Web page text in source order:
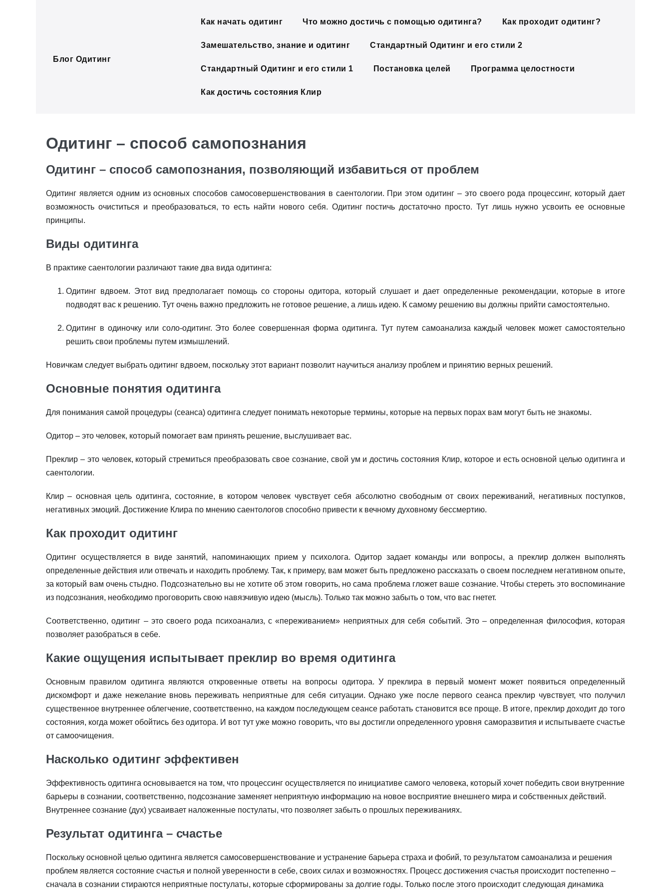
Блог Одитинг
Как начать одитинг Что можно достичь с помощью одитинга? Как проходит одитинг?
Замешательство, знание и одитинг Стандартный Одитинг и его стили 2
Стандартный Одитинг и его стили 1 Постановка целей Программа целостности
Как достичь состояния Клир
Одитинг – способ самопознания
Одитинг – способ самопознания, позволяющий избавиться от проблем
Одитинг является одним из основных способов самосовершенствования в саентологии. При этом одитинг – это своего рода процессинг, который дает
возможность очиститься и преобразоваться, то есть найти нового себя. Одитинг постичь достаточно просто. Тут лишь нужно усвоить ее основные
принципы.
Виды одитинга
В практике саентологии различают такие два вида одитинга:
Одитинг вдвоем. Этот вид предполагает помощь со стороны одитора, который слушает и дает определенные рекомендации, которые в итоге
подводят вас к решению. Тут очень важно предложить не готовое решение, а лишь идею. К самому решению вы должны прийти самостоятельно.
Одитинг в одиночку или соло-одитинг. Это более совершенная форма одитинга. Тут путем самоанализа каждый человек может самостоятельно
решить свои проблемы путем измышлений.
Новичкам следует выбрать одитинг вдвоем, поскольку этот вариант позволит научиться анализу проблем и принятию верных решений.
Основные понятия одитинга
Для понимания самой процедуры (сеанса) одитинга следует понимать некоторые термины, которые на первых порах вам могут быть не знакомы.
Одитор – это человек, который помогает вам принять решение, выслушивает вас.
Преклир – это человек, который стремиться преобразовать свое сознание, свой ум и достичь состояния Клир, которое и есть основной целью одитинга и
саентологии.
Клир – основная цель одитинга, состояние, в котором человек чувствует себя абсолютно свободным от своих переживаний, негативных поступков,
негативных эмоций. Достижение Клира по мнению саентологов способно привести к вечному духовному бессмертию.
Как проходит одитинг
Одитинг осуществляется в виде занятий, напоминающих прием у психолога. Одитор задает команды или вопросы, а преклир должен выполнять
определенные действия или отвечать и находить проблему. Так, к примеру, вам может быть предложено рассказать о своем последнем негативном опыте,
за который вам очень стыдно. Подсознательно вы не хотите об этом говорить, но сама проблема гложет ваше сознание. Чтобы стереть это воспоминание
из подсознания, необходимо проговорить свою навязчивую идею (мысль). Только так можно забыть о том, что вас гнетет.
Соответственно, одитинг – это своего рода психоанализ, с «переживанием» неприятных для себя событий. Это – определенная философия, которая
позволяет разобраться в себе.
Какие ощущения испытывает преклир во время одитинга
Основным правилом одитинга являются откровенные ответы на вопросы одитора. У преклира в первый момент может появиться определенный
дискомфорт и даже нежелание вновь переживать неприятные для себя ситуации. Однако уже после первого сеанса преклир чувствует, что получил
существенное внутреннее облегчение, соответственно, на каждом последующем сеансе работать становится все проще. В итоге, преклир доходит до того
состояния, когда может обойтись без одитора. И вот тут уже можно говорить, что вы достигли определенного уровня саморазвития и испытываете счастье
от самоочищения.
Насколько одитинг эффективен
Эффективность одитинга основывается на том, что процессинг осуществляется по инициативе самого человека, который хочет победить свои внутренние
барьеры в сознании, соответственно, подсознание заменяет неприятную информацию на новое восприятие внешнего мира и собственных действий.
Внутреннее сознание (дух) усваивает наложенные постулаты, что позволяет забыть о прошлых переживаниях.
Результат одитинга – счастье
Поскольку основной целью одитинга является самосовершенствование и устранение барьера страха и фобий, то результатом самоанализа и решения
проблем является состояние счастья и полной уверенности в себе, своих силах и возможностях. Процесс достижения счастья происходит постепенно –
сначала в сознании стираются неприятные постулаты, которые сформированы за долгие годы. Только после этого происходит следующая динамика